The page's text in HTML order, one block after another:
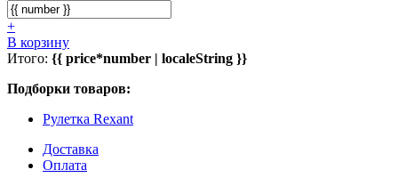
+
В корзину
Итого: {{ price*number | localeString }}
Подборки товаров:
Рулетка Rexant
Доставка
Оплата